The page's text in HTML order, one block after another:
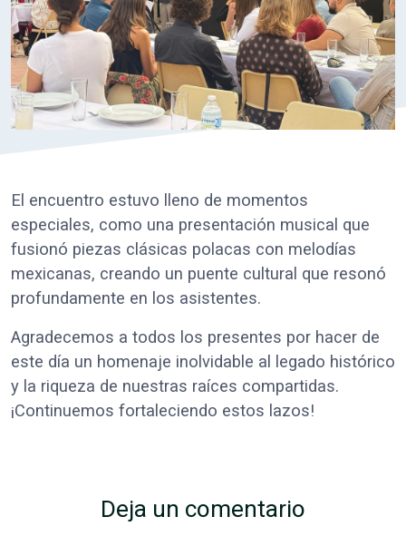
El encuentro estuvo lleno de momentos
especiales, como una presentación musical que
fusionó piezas clásicas polacas con melodías
mexicanas, creando un puente cultural que resonó
profundamente en los asistentes.
Agradecemos a todos los presentes por hacer de
este día un homenaje inolvidable al legado histórico
y la riqueza de nuestras raíces compartidas.
¡Continuemos fortaleciendo estos lazos!
Deja un comentario